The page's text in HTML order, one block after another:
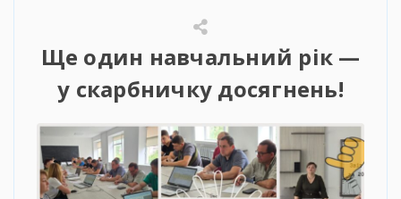
Ще один навчальний рік —
у скарбничку досягнень!